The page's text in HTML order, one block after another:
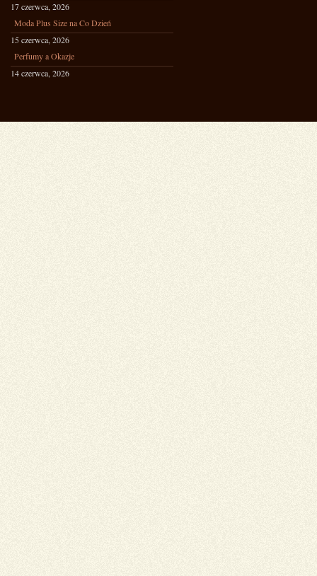
17 czerwca, 2026
Moda Plus Size na Co Dzień
15 czerwca, 2026
Perfumy a Okazje
14 czerwca, 2026